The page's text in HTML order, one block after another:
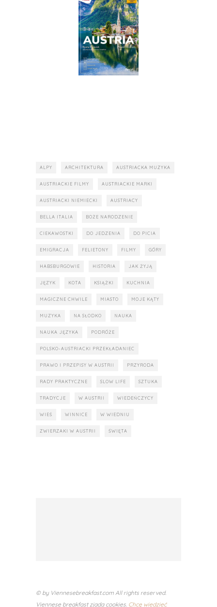
ALPY ARCHITEKTURA AUSTRIACKA MUZYKA
AUSTRIACKIE FILMY AUSTRIACKIE MARKI
AUSTRIACKI NIEMIECKI AUSTRIACY
BELLA ITALIA BOŻE NARODZENIE
CIEKAWOSTKI DO JEDZENIA DO PICIA
EMIGRACJA FELIETONY FILMY GÓRY
HABSBURGOWIE HISTORIA JAK ŻYJĄ
JĘZYK KOTA KSIĄŻKI KUCHNIA
MAGICZNE CHWILE MIASTO MOJE KĄTY
MUZYKA NA SŁODKO NAUKA
NAUKA JĘZYKA PODRÓŻE
POLSKO-AUSTRIACKI PRZEKŁADANIEC
PRAWO I PRZEPISY W AUSTRII PRZYRODA
RADY PRAKTYCZNE SLOW LIFE SZTUKA
TRADYCJE W AUSTRII WIEDEŃCZYCY
WIEŚ WINNICE W WIEDNIU
ZWIERZAKI W AUSTRII ŚWIĘTA
© by Viennesebreakfast.com All rights reserved.
Viennese breakfast zjada cookies. Chcę wiedzieć